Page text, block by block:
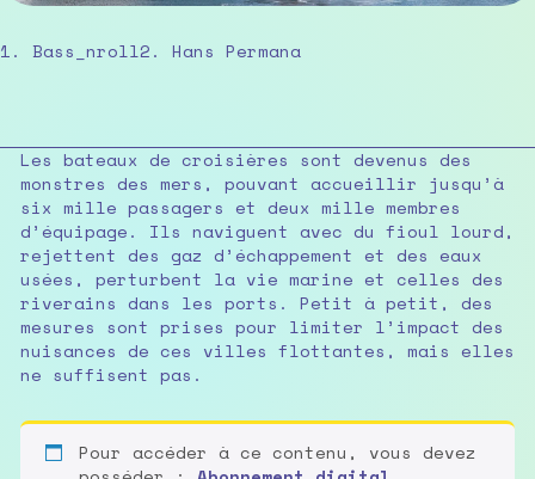
1. Bass_nroll2. Hans Permana
Les bateaux de croisières sont devenus des
monstres des mers, pouvant accueillir jusqu’à
six mille passagers et deux mille membres
d’équipage. Ils naviguent avec du fioul lourd,
rejettent des gaz d’échappement et des eaux
usées, perturbent la vie marine et celles des
riverains dans les ports. Petit à petit, des
mesures sont prises pour limiter l’impact des
nuisances de ces villes flottantes, mais elles
ne suffisent pas.
Pour accéder à ce contenu, vous devez